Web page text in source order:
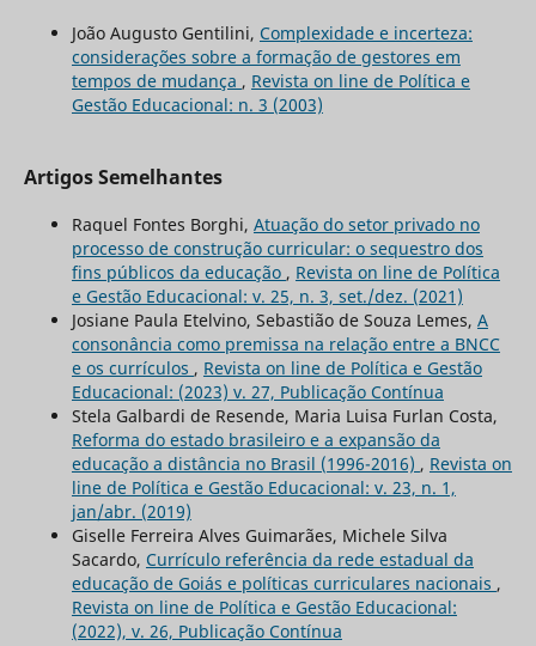
João Augusto Gentilini, Complexidade e incerteza:
considerações sobre a formação de gestores em
tempos de mudança , Revista on line de Política e
Gestão Educacional: n. 3 (2003)
Artigos Semelhantes
Raquel Fontes Borghi, Atuação do setor privado no
processo de construção curricular: o sequestro dos
fins públicos da educação , Revista on line de Política
e Gestão Educacional: v. 25, n. 3, set./dez. (2021)
Josiane Paula Etelvino, Sebastião de Souza Lemes, A
consonância como premissa na relação entre a BNCC
e os currículos , Revista on line de Política e Gestão
Educacional: (2023) v. 27, Publicação Contínua
Stela Galbardi de Resende, Maria Luisa Furlan Costa,
Reforma do estado brasileiro e a expansão da
educação a distância no Brasil (1996-2016) , Revista on
line de Política e Gestão Educacional: v. 23, n. 1,
jan/abr. (2019)
Giselle Ferreira Alves Guimarães, Michele Silva
Sacardo, Currículo referência da rede estadual da
educação de Goiás e políticas curriculares nacionais ,
Revista on line de Política e Gestão Educacional:
(2022), v. 26, Publicação Contínua